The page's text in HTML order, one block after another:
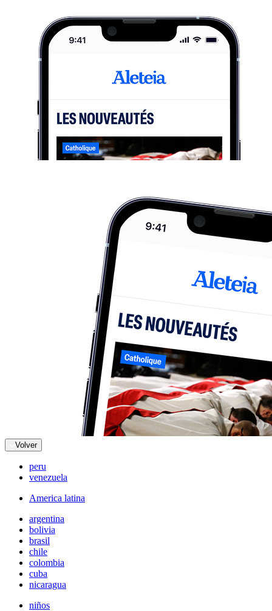
Volver
peru
venezuela
America latina
argentina
bolivia
brasil
chile
colombia
cuba
nicaragua
niños